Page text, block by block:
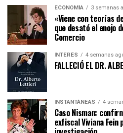
ECONOMÍA 3 semanas
«Viene con teorías
que desató el enojo
Comercio
INTERÉS 4 semanas
FALLECIÓ EL DR.
INSTANTÁNEAS 4
Caso Nisman:
exfiscal Viviana